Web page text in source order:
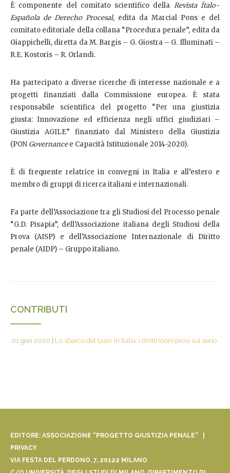
È componente del comitato scientifico della Revista Ítalo-
Española de Derecho Procesal, edita da Marcial Pons e del
comitato editoriale della collana “Procedura penale”, edita da
Giappichelli, diretta da M. Bargis – G. Giostra – G. Illuminati –
R.E. Kostoris – R. Orlandi.
Ha partecipato a diverse ricerche di interesse nazionale e a
progetti finanziati dalla Commissione europea. È stata
responsabile scientifica del progetto “Per una giustizia
giusta: Innovazione ed efficienza negli uffici giudiziari –
Giustizia AGILE” finanziato dal Ministero della Giustizia
(PON Governancee Capacità Istituzionale 2014-2020).
È di frequente relatrice in convegni in Italia e all’estero e
membro di gruppi di ricerca italiani e internazionali.
Fa parte dell’Associazione tra gli Studiosi del Processo penale
“G.D. Pisapia”, dell’Associazione italiana degli Studiosi della
Prova (AISP) e dell’Associazione Internazionale di Diritto
penale (AIDP) – Gruppo italiano.
CONTRIBUTI
01 gen 2020 Lo sbarco del taser in Italia: i diritti (non) presi sul serio
EDITORE: ASSOCIAZIONE “PROGETTO GIUSTIZIA PENALE” |
PRIVACY
VIA FESTA DEL PERDONO, 7, 20122 MILANO